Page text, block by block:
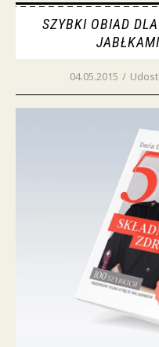
SZYBKI OBIAD
04.05.2015 /